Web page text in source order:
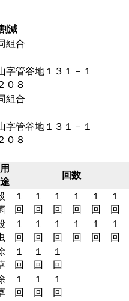
減
組合
字管谷地１３１－１
０８
組合
字管谷地１３１－１
０８
用
途
回数
１
回
１
回
１
回
１
回
１
回
１
回
１
回
１
回
１
回
１
回
１
回
１
回
１
回
１
回
１
回
１
回
１
回
１
回